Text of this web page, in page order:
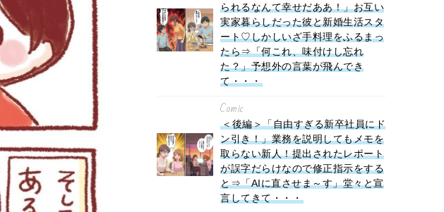
られるなんて幸せだああ！」お互い
実家暮らしだった彼と新婚生活スタ
ート♡しかしいざ手料理をふるまっ
たら⇒「何これ、味付けし忘れ
た？」予想外の言葉が飛んでき
て・・・
Comic
＜後編＞「自由すぎる新卒社員にド
ン引き！」業務を説明してもメモを
取らない新人！提出されたレポート
が誤字だらけなので修正指示をする
と⇒「AIに直させま～す」堂々と宣
言してきて・・・